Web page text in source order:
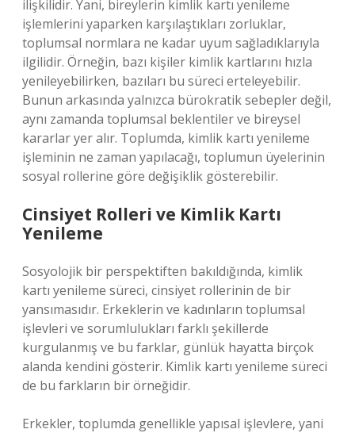
ilişkilidir. Yani, bireylerin kimlik kartı yenileme
işlemlerini yaparken karşılaştıkları zorluklar,
toplumsal normlara ne kadar uyum sağladıklarıyla
ilgilidir. Örneğin, bazı kişiler kimlik kartlarını hızla
yenileyebilirken, bazıları bu süreci erteleyebilir.
Bunun arkasında yalnızca bürokratik sebepler değil,
aynı zamanda toplumsal beklentiler ve bireysel
kararlar yer alır. Toplumda, kimlik kartı yenileme
işleminin ne zaman yapılacağı, toplumun üyelerinin
sosyal rollerine göre değişiklik gösterebilir.
Cinsiyet Rolleri ve Kimlik Kartı
Yenileme
Sosyolojik bir perspektiften bakıldığında, kimlik
kartı yenileme süreci, cinsiyet rollerinin de bir
yansımasıdır. Erkeklerin ve kadınların toplumsal
işlevleri ve sorumlulukları farklı şekillerde
kurgulanmış ve bu farklar, günlük hayatta birçok
alanda kendini gösterir. Kimlik kartı yenileme süreci
de bu farkların bir örneğidir.
Erkekler, toplumda genellikle yapısal işlevlere, yani